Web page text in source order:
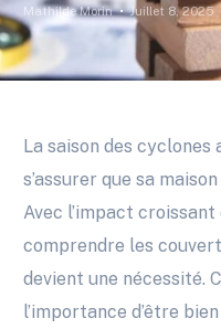
Mathilde Morin Juillet 8, 2025
La saison des
s’assurer que sa
Avec l’impact
comprendre les
devient une nécessité.
l’importance d’être